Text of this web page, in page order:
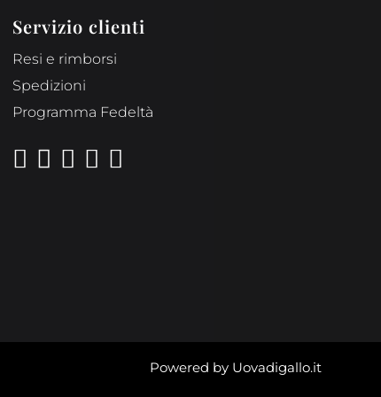
Servizio clienti
Resi e rimborsi
Spedizioni
Programma Fedeltà
    
Powered by Uovadigallo.it